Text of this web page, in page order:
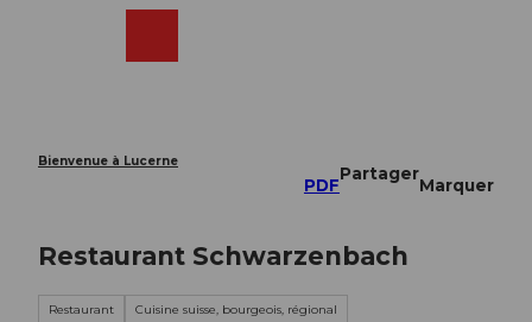
Bienvenue à Lucerne
PDF
Partager
Marquer
Restaurant Schwarzenbach
Restaurant Cuisine suisse, bourgeois, régional